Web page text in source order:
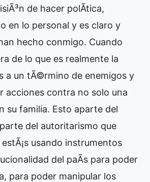
de hacer polÃ­tica,
en lo personal y es claro y
hecho conmigo. Cuando
de lo que es realmente la
a un tÃ©rmino de enemigos y
acciones contra no solo una
su familia. Esto aparte del
del autoritarismo que
usando instrumentos
del paÃ­s para poder
para poder manipular los